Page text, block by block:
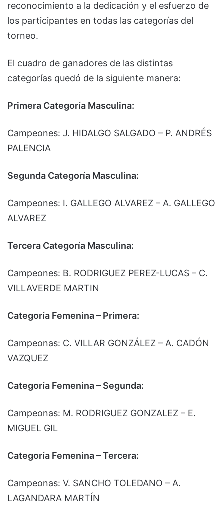
reconocimiento a la dedicación y el esfuerzo de
los participantes en todas las categorías del
torneo.
El cuadro de ganadores de las distintas
categorías quedó de la siguiente manera:
Primera Categoría Masculina:
Campeones: J. HIDALGO SALGADO – P. ANDRÉS
PALENCIA
Segunda Categoría Masculina:
Campeones: I. GALLEGO ALVAREZ – A. GALLEGO
ALVAREZ
Tercera Categoría Masculina:
Campeones: B. RODRIGUEZ PEREZ-LUCAS – C.
VILLAVERDE MARTIN
Categoría Femenina – Primera:
Campeonas: C. VILLAR GONZÁLEZ – A. CADÓN
VAZQUEZ
Categoría Femenina – Segunda:
Campeonas: M. RODRIGUEZ GONZALEZ – E.
MIGUEL GIL
Categoría Femenina – Tercera:
Campeonas: V. SANCHO TOLEDANO – A.
LAGANDARA MARTÍN